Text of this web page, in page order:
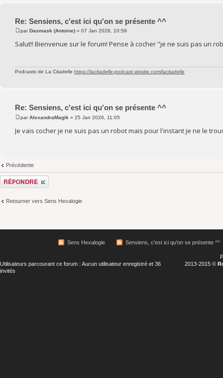
Re: Sensiens, c'est ici qu'on se présente ^^
parDasmask (Antoine) » 07 Jan 2026, 10:59
Salut!! Bienvenue sur le forum! Pense à cocher "je ne suis pas un
Podcasts de La Citadelle https://lacitadelle-podcast.wixsite.com/lacitadelle
Re: Sensiens, c'est ici qu'on se présente ^^
parAlexandraMagik » 25 Jan 2026, 11:05
Je vais cocher je ne suis pas un robot mais pour l'instant je ne le
Précédente
Répondre
Retourner vers Sens Hexalogie
Sens Hexalogie Sensiens, c'est ici qu'on se présente ^^
Utilisateurs parcourant ce forum : Aucun utilisateur enregistré et 36
invités
2013-2015 ©